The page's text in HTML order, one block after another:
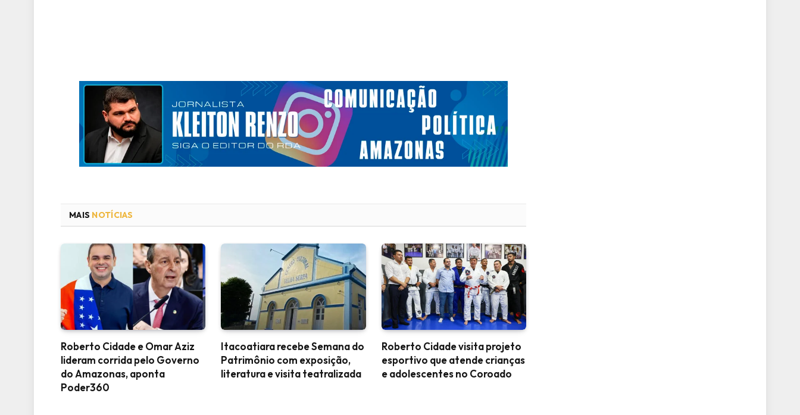
MAIS NOTÍCIAS
Roberto Cidade e Omar Aziz
lideram corrida pelo Governo
do Amazonas, aponta
Poder360
Itacoatiara recebe Semana do
Patrimônio com exposição,
literatura e visita teatralizada
Roberto Cidade visita projeto
esportivo que atende crianças
e adolescentes no Coroado